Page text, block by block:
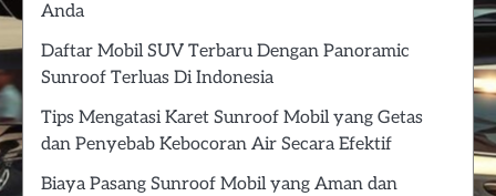
Anda
Daftar Mobil SUV Terbaru Dengan Panoramic
Sunroof Terluas Di Indonesia
Tips Mengatasi Karet Sunroof Mobil yang Getas
dan Penyebab Kebocoran Air Secara Efektif
Biaya Pasang Sunroof Mobil yang Aman dan